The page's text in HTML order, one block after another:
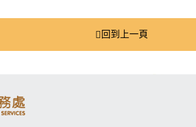
回到上一頁